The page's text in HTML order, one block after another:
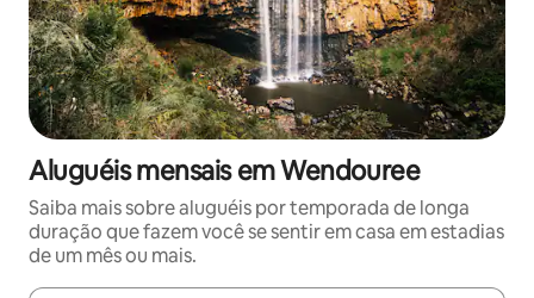
Aluguéis mensais em Wendouree
Saiba mais sobre aluguéis por temporada de longa
duração que fazem você se sentir em casa em estadias
de um mês ou mais.